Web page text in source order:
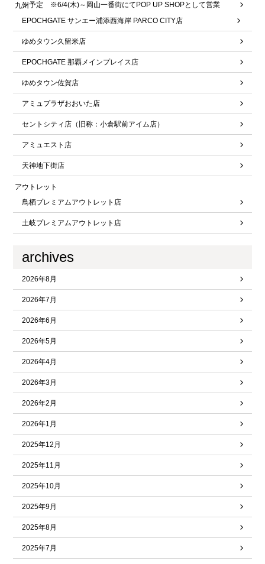
ン予定 ※6/4(木)～岡山一番街にてPOP UP SHOPとして営業
九州
EPOCHGATE サンエー浦添西海岸 PARCO CITY店
ゆめタウン久留米店
EPOCHGATE 那覇メインプレイス店
ゆめタウン佐賀店
アミュプラザおおいた店
セントシティ店（旧称：小倉駅前アイム店）
アミュエスト店
天神地下街店
アウトレット
鳥栖プレミアムアウトレット店
土岐プレミアムアウトレット店
archives
2026年8月
2026年7月
2026年6月
2026年5月
2026年4月
2026年3月
2026年2月
2026年1月
2025年12月
2025年11月
2025年10月
2025年9月
2025年8月
2025年7月